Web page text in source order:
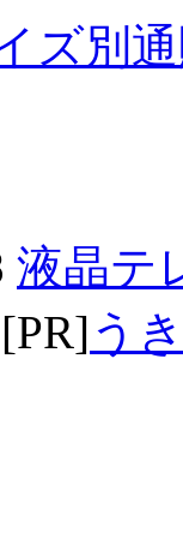
ズ別
液晶テ
う